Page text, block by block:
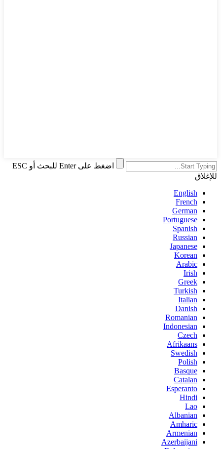
اضغط على Enter للبحث أو ESC
للإغلاق
English
French
German
Portuguese
Spanish
Russian
Japanese
Korean
Arabic
Irish
Greek
Turkish
Italian
Danish
Romanian
Indonesian
Czech
Afrikaans
Swedish
Polish
Basque
Catalan
Esperanto
Hindi
Lao
Albanian
Amharic
Armenian
Azerbaijani